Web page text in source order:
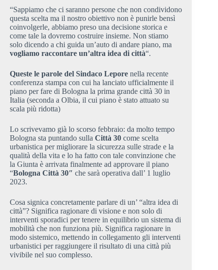
“Sappiamo che ci saranno persone che non condividono
questa scelta ma il nostro obiettivo non è punirle bensì
coinvolgerle, abbiamo preso una decisione storica e
come tale la dovremo costruire insieme. Non stiamo
solo dicendo a chi guida un’auto di andare piano, ma
vogliamo raccontare un’altra idea di città“.
Queste le parole del Sindaco Lepore nella recente
conferenza stampa con cui ha lanciato ufficialmente il
piano per fare di Bologna la prima grande città 30 in
Italia (seconda a Olbia, il cui piano è stato attuato su
scala più ridotta)
Lo scrivevamo già lo scorso febbraio: da molto tempo
Bologna sta puntando sulla Città 30 come scelta
urbanistica per migliorare la sicurezza sulle strade e la
qualità della vita e lo ha fatto con tale convinzione che
la Giunta è arrivata finalmente ad approvare il piano
“Bologna Città 30″ che sarà operativa dall’ 1 luglio
2023.
Cosa signica concretamente parlare di un’ “altra idea di
città”? Significa ragionare di visione e non solo di
interventi sporadici per tenere in equilibrio un sistema di
mobilità che non funziona più. Significa ragionare in
modo sistemico, mettendo in collegamento gli interventi
urbanistici per raggiungere il risultato di una città più
vivibile nel suo complesso.